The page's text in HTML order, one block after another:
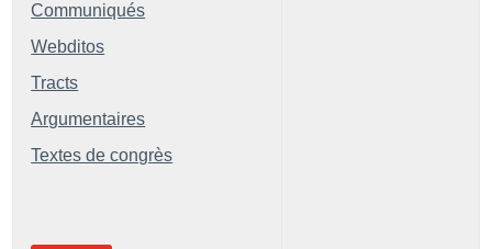
Communiqués
Webditos
Tracts
Argumentaires
Textes de congrès